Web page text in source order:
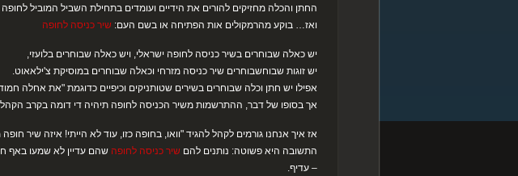
החתן והכלה מחזיקים להורים את הידיים ועומדים בתחילת השביל המוביל לחופה
ואז… בוקע מהרמקולים אות הפתיחה או בשם העם: שיר כניסה לחופה
יש כאלה שבוחרים בשיר כניסה לחופה ישראלי, ויש כאלה שבוחרים בלועזי,
יש זוגות שבוחשבוחרים שיר כניסה מזרחי וכאלה שבוחרים במוסיקת צ'ילאאוט.
אפילו יש חתן וכלה שבוחרים בשירים שטותניקים וכיפיים כדוגמת "את אחלה
אך בסופו של דבר, ההתרשמות משיר הכניסה לחופה תיהיה די דומה בקרב
אז איך אנחנו גורמים לקהל להגיד "וואו, בחופה כזו, עוד לא הייתי! איזה שיר
התשובה היא פשוטה: נותנים להם שיר כניסה לחופה שהם עדיין לא שמעו באף
– עדיף.